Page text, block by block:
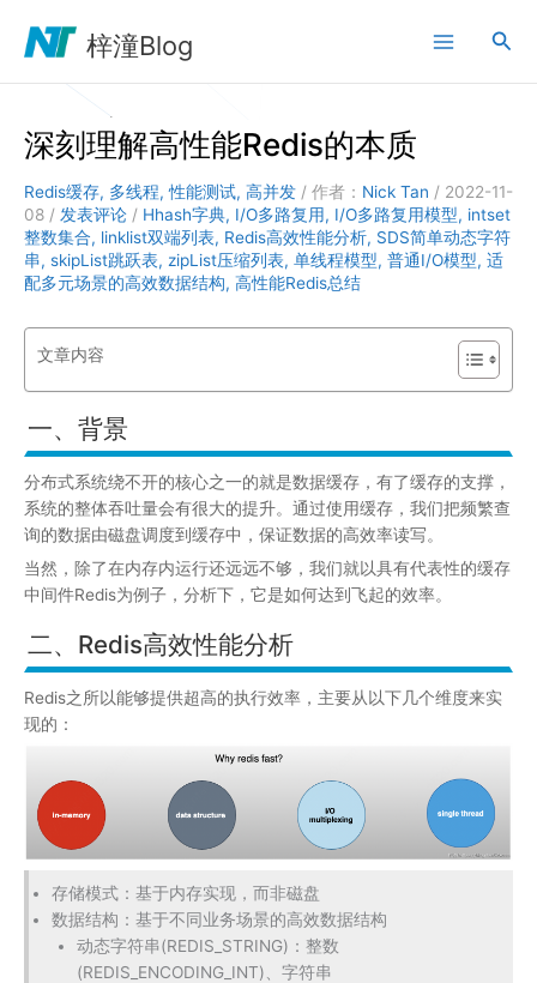
梓潼Blog
搜
深刻理解高性能Redis的本质
Redis缓存, 多线程,性能测试, 高并发 / 作者： Nick Tan / 2022-11-
08 / 发表评论 / Hhash字典, I/O多路复用, I/O多路复用模型, intset
整数集合, linklist双端列表, Redis高效性能分析, SDS简单动态字符
串, skipList跳跃表, zipList压缩列表, 单线程模型, 普通I/O模型, 适
配多元场景的高效数据结构, 高性能Redis总结
文章内容
一、背景
分布式系统绕不开的核心之一的就是数据缓存，有了缓存的支撑，
系统的整体吞吐量会有很大的提升。通过使用缓存，我们把频繁查
询的数据由磁盘调度到缓存中，保证数据的高效率读写。
当然，除了在内存内运行还远远不够，我们就以具有代表性的缓存
中间件Redis为例子，分析下，它是如何达到飞起的效率。
二、Redis高效性能分析
Redis之所以能够提供超高的执行效率，主要从以下几个维度来实
现的：
存储模式：基于内存实现，而非磁盘
数据结构：基于不同业务场景的高效数据结构
动态字符串(REDIS_STRING)：整数
(REDIS_ENCODING_INT)、字符串